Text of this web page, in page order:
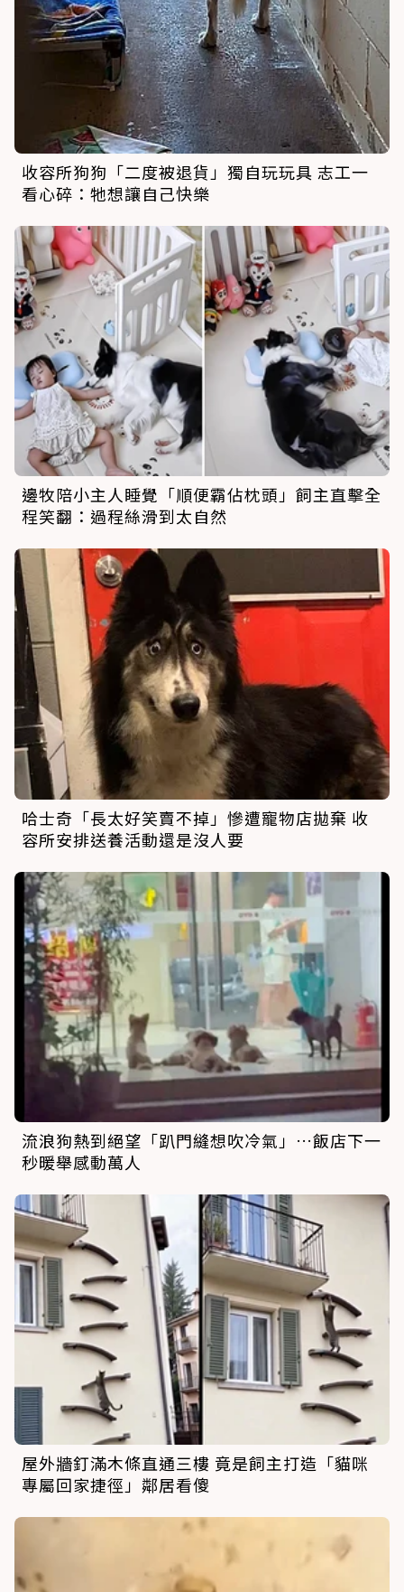
收容所狗狗「二度被退貨」獨自玩玩具 志工一
看心碎：牠想讓自己快樂
邊牧陪小主人睡覺「順便霸佔枕頭」飼主直擊全
程笑翻：過程絲滑到太自然
哈士奇「長太好笑賣不掉」慘遭寵物店拋棄 收
容所安排送養活動還是沒人要
流浪狗熱到絕望「趴門縫想吹冷氣」…飯店下一
秒暖舉感動萬人
屋外牆釘滿木條直通三樓 竟是飼主打造「貓咪
專屬回家捷徑」鄰居看傻